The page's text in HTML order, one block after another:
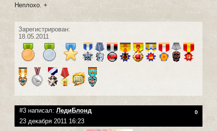
Неплохо. +
Зарегистрирован:
18.05.2011
#3 написал: ЛедиБлонд 0
23 декабря 2011 16:23